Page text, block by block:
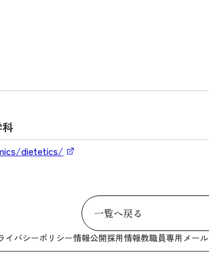
dietetics/
一覧へ戻る
イバシーポリシー情報公開採用情報教職員専用メール